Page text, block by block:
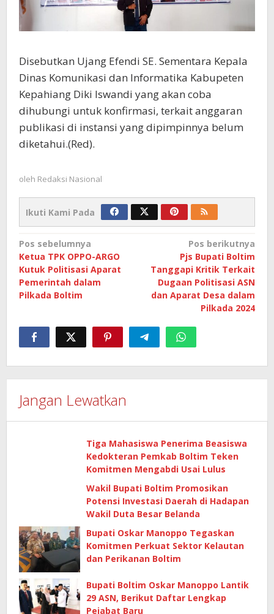
Disebutkan Ujang Efendi SE. Sementara Kepala
Dinas Komunikasi dan Informatika Kabupeten
Kepahiang Diki Iswandi yang akan coba
dihubungi untuk konfirmasi, terkait anggaran
publikasi di instansi yang dipimpinnya belum
diketahui.(Red).
oleh Redaksi Nasional
Ikuti Kami Pada
Navigasi
pos
Pos sebelumnya
Ketua TPK OPPO-ARGO
Kutuk Politisasi Aparat
Pemerintah dalam
Pilkada Boltim
Pos berikutnya
Pjs Bupati Boltim
Tanggapi Kritik Terkait
Dugaan Politisasi ASN
dan Aparat Desa dalam
Pilkada 2024
Jangan Lewatkan
Tiga Mahasiswa Penerima Beasiswa
Kedokteran Pemkab Boltim Teken
Komitmen Mengabdi Usai Lulus
Wakil Bupati Boltim Promosikan
Potensi Investasi Daerah di Hadapan
Wakil Duta Besar Belanda
Bupati Oskar Manoppo Tegaskan
Komitmen Perkuat Sektor Kelautan
dan Perikanan Boltim
Bupati Boltim Oskar Manoppo Lantik
29 ASN, Berikut Daftar Lengkap
Pejabat Baru